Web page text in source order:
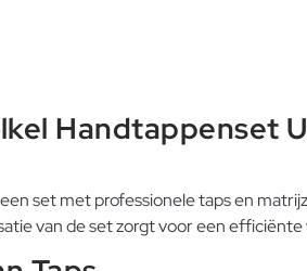
Handtappenset
een set met professionele taps en
van de set zorgt voor een